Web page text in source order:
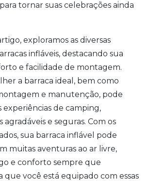
tornar suas celebrações ainda
exploramos as diversas
infláveis, destacando sua
e facilidade de montagem.
a barraca ideal, bem como
e manutenção, pode
experiências de camping,
agradáveis e seguras. Com os
sua barraca inflável pode
muitas aventuras ao ar livre,
e conforto sempre que
que você está equipado com essas